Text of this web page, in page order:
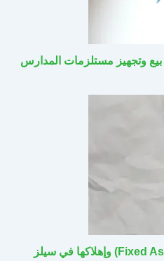
وتجهيز مستلزمات المدارس
كيف تدير الأصول الثابتة (Fixed Assets) وإهلاكها في سيلز